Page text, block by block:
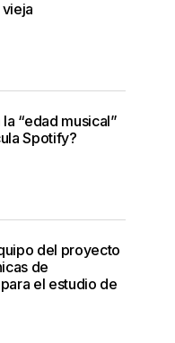
“edad musical”
Spotify?
del proyecto
de
el estudio de